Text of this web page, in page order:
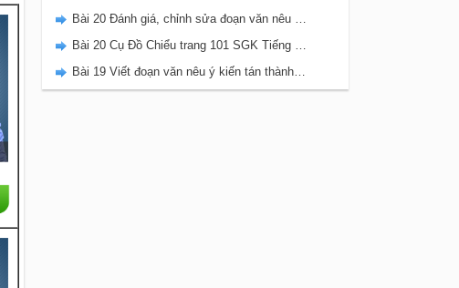
Bài 20 Đánh giá, chỉnh sửa đoạn văn nêu ý kiến tán thành một sự vật, hiện tượng trang 103 SGK Tiếng Việt 5 Kết nối tri thức tập 2
Bài 20 Cụ Đồ Chiểu trang 101 SGK Tiếng Việt 5 Kết nối tri thức tập 2
Bài 19 Viết đoạn văn nêu ý kiến tán thành một sự việc, hiện tượng (Bài viết số 1) trang 100 SGK Tiếng Việt 5 Kết nối tri thức tập 2